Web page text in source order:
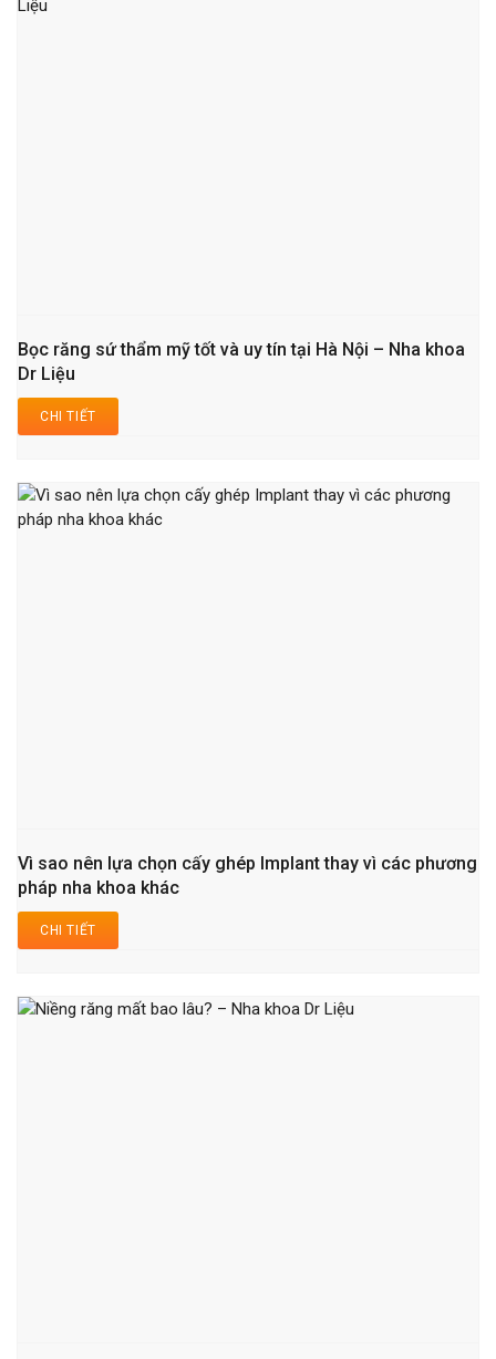
Bọc răng sứ thẩm mỹ tốt và uy tín tại Hà Nội – Nha khoa
Dr Liệu
CHI TIẾT
Vì sao nên lựa chọn cấy ghép Implant thay vì các phương
pháp nha khoa khác
CHI TIẾT